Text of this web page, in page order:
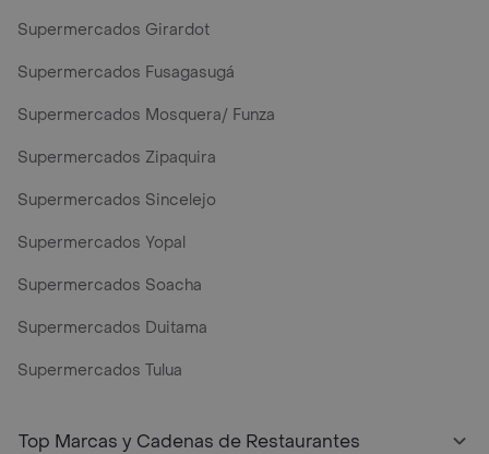
Supermercados Girardot
Supermercados Fusagasugá
Supermercados Mosquera/ Funza
Supermercados Zipaquira
Supermercados Sincelejo
Supermercados Yopal
Supermercados Soacha
Supermercados Duitama
Supermercados Tulua
Top Marcas y Cadenas de Restaurantes